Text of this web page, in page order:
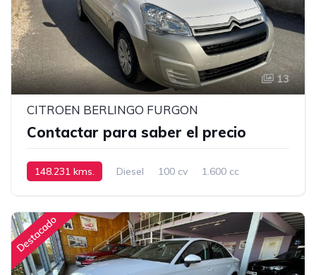
13
CITROEN BERLINGO FURGON
Contactar para saber el precio
148.231 kms. Diesel 100 cv
1.600 cc
Destacado